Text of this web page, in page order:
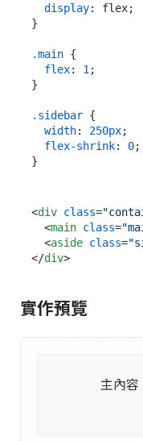
display: flex;
}
.main {
flex: 1;
}
.sidebar {
width: 250px;
flex-shrink: 0;
<div class=
<main class=
<aside class=
</div>
實作預覽
主內容